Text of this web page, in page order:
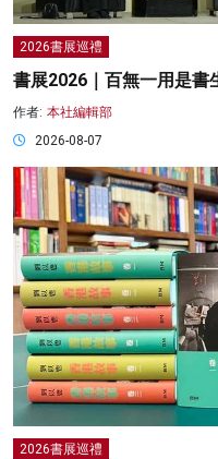
2026書展巡禮
書展2026｜百無一用是書
作者: 本社編輯部
2026-08-07
2026書展巡禮